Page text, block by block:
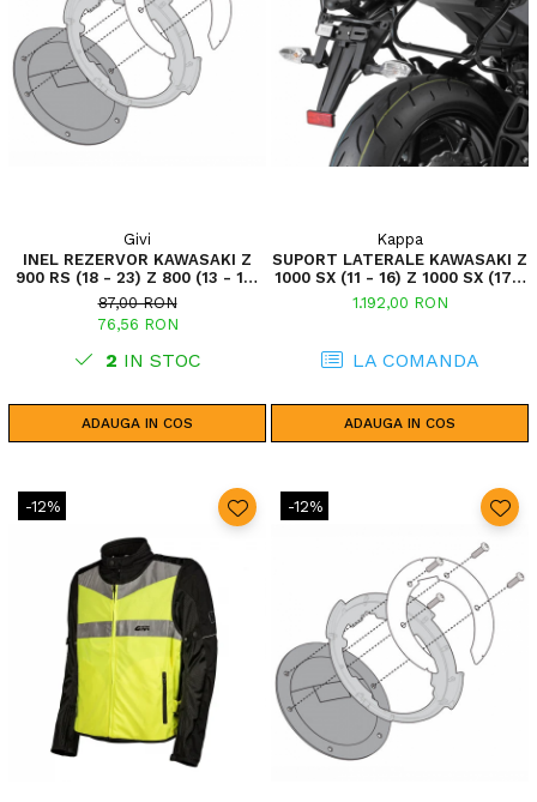
Givi
INEL REZERVOR KAWASAKI Z
900 RS (18 - 23) Z 800 (13 - 17)
VERSYS 650 (10 - 14) Z 1000 SX
(17 - 19) VERSYS 1000 (17 - 18) Z
750 (07 - 14) VERSYS 1000 (15 -
16) VERSYS 1000 (12 - 14) ER 6N
/ ER 6F 650 (
87,00 RON
76,56 RON
2 IN STOC
ADAUGA IN COS
Kappa
SUPORT LATERALE KAWASAKI Z
1000 SX (11 - 16) Z 1000 SX (17 -
19)
1.192,00 RON
LA COMANDA
ADAUGA IN COS
-12% -12%